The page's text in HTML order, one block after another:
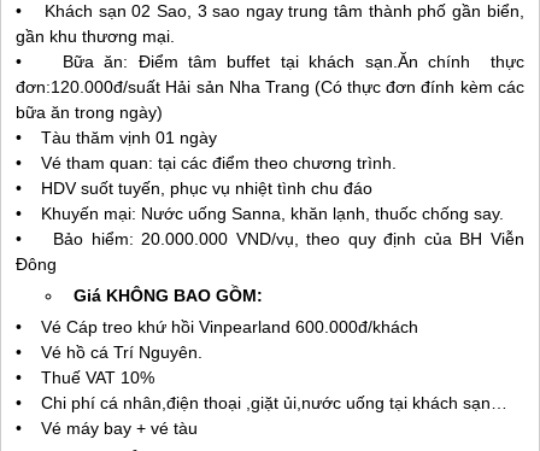
• Khách sạn 02 Sao, 3 sao ngay trung tâm thành phố gần biển,
gần khu thương mại.
• Bữa ăn: Điểm tâm buffet tại khách sạn.Ăn chính thực
đơn:120.000đ/suất Hải sản Nha Trang (Có thực đơn đính kèm các
bữa ăn trong ngày)
• Tàu thăm vịnh 01 ngày
• Vé tham quan: tại các điểm theo chương trình.
• HDV suốt tuyến, phục vụ nhiệt tình chu đáo
• Khuyến mại: Nước uống Sanna, khăn lạnh, thuốc chống say.
• Bảo hiểm: 20.000.000 VND/vụ, theo quy định của BH Viễn
Đông
Giá KHÔNG BAO GỒM:
• Vé Cáp treo khứ hồi Vinpearland 600.000đ/khách
• Vé hồ cá Trí Nguyên.
• Thuế VAT 10%
• Chi phí cá nhân,điện thoại ,giặt ủi,nước uống tại khách sạn…
• Vé máy bay + vé tàu